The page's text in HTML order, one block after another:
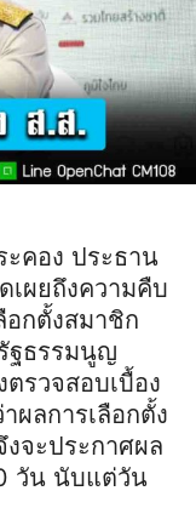
คอง ประธาน
เผยถึงความคืบ
อกตั้งสมาชิก
ฐธรรมนูญ
รวจสอบเบื้อง
ผลการเลือกตั้ง
งจะประกาศผล
วัน นับแต่วัน